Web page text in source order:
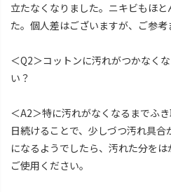
立たなくなりました。ニキビもほ
た。個人差はございますが、ご参考
＜Q2＞コットンに汚れがつかなく
い？
＜A2＞特に汚れがなくなるまでふ
日続けることで、少しづつ汚れ具
になるようでしたら、汚れた分を
ご使用ください。